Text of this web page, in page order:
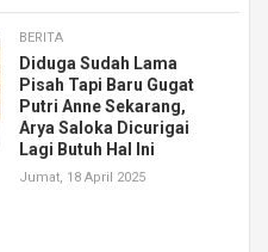
BERITA
Diduga Sudah Lama
Pisah Tapi Baru Gugat
Putri Anne Sekarang,
Arya Saloka Dicurigai
Lagi Butuh Hal Ini
Jumat, 18 April 2025